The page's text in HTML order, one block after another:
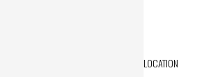
LOCATION